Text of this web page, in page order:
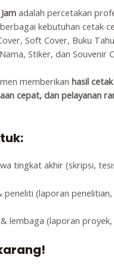
adalah percetakan
kebutuhan cetak
Soft Cover, Buku
Stiker, dan Souvenir
memberikanhasil
cepat, dan pelayanan
tingkat akhir (skripsi,
peneliti (laporan
lembaga (laporan